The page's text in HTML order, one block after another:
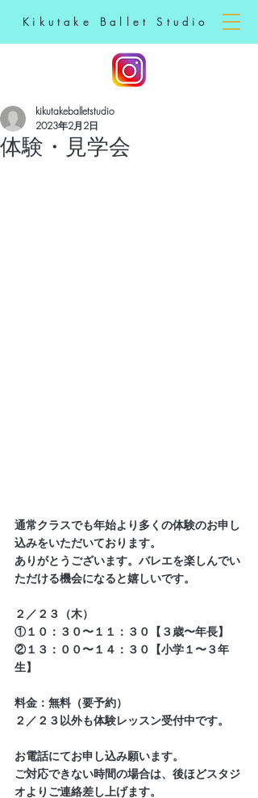
Kikutake Ballet Studio
体験・見学会
kikutakeballetstudio
2023年2月2日
通常クラスでも年始より多くの体験のお申し
込みをいただいております。
ありがとうございます。バレエを楽しんでい
ただける機会になると嬉しいです。
２／２３（木）
①１０：３０〜１１：３０【３歳〜年長】
②１３：００〜１４：３０【小学１〜３年
生】
料金：無料（要予約）
２／２３以外も体験レッスン受付中です。
お電話にてお申し込み願います。
ご対応できない時間の場合は、後ほどスタジ
オよりご連絡差し上げます。